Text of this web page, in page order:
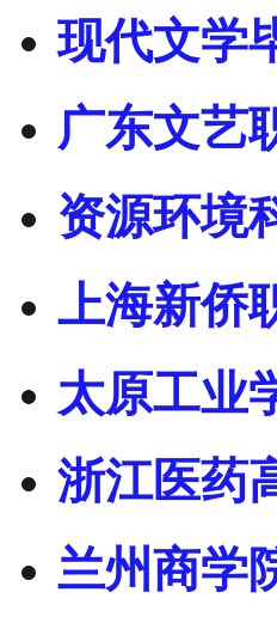
现代文学
广东文艺
资源环境
上海新侨
太原工业
浙江医药
兰州商学